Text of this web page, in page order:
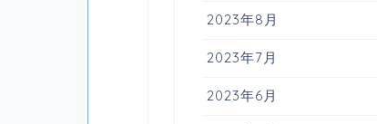
2023年8月
2023年7月
2023年6月